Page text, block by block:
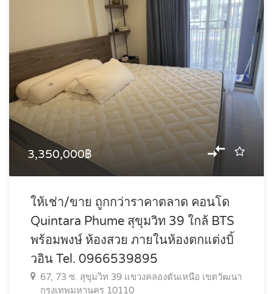
3,350,000฿
ให้เช่า/ขาย ถูกกว่าราคาตลาด คอนโด
Quintara Phume สุขุมวิท 39 ใกล้ BTS
พร้อมพงษ์ ห้องสวย ภายในห้องตกแต่งบิ้
วอิน Tel. 0966539895
67, 73 ซ. สุขุมวิท 39 แขวงคลองตันเหนือ เขตวัฒนา
กรุงเทพมหานคร 10110